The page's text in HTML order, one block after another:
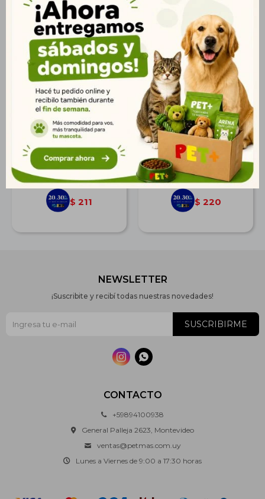
Mini Rueda Maciza
Extra Fuerte 100 mm
$ 260
$ 188
$ 211
Torre 3 Niveles con
Resorte y Plumas
$ 272
$ 197
$ 220
CONTACTO
+59894100938
General Palleja 2623, Montevideo
ventas@petmas.com.uy
Lunes a Viernes de 9:00 a 17:30 horas
NEWSLETTER
¡Suscribite y recibí todas nuestras novedades!
SUSCRIBIRME
 